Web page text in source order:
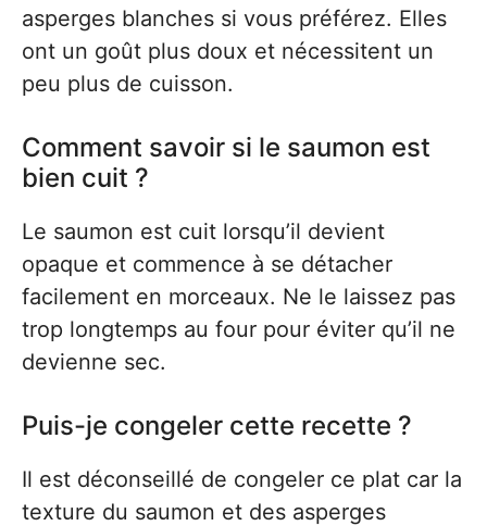
asperges blanches si vous préférez. Elles
ont un goût plus doux et nécessitent un
peu plus de cuisson.
Comment savoir si le saumon est
bien cuit ?
Le saumon est cuit lorsqu’il devient
opaque et commence à se détacher
facilement en morceaux. Ne le laissez pas
trop longtemps au four pour éviter qu’il ne
devienne sec.
Puis-je congeler cette recette ?
Il est déconseillé de congeler ce plat car la
texture du saumon et des asperges